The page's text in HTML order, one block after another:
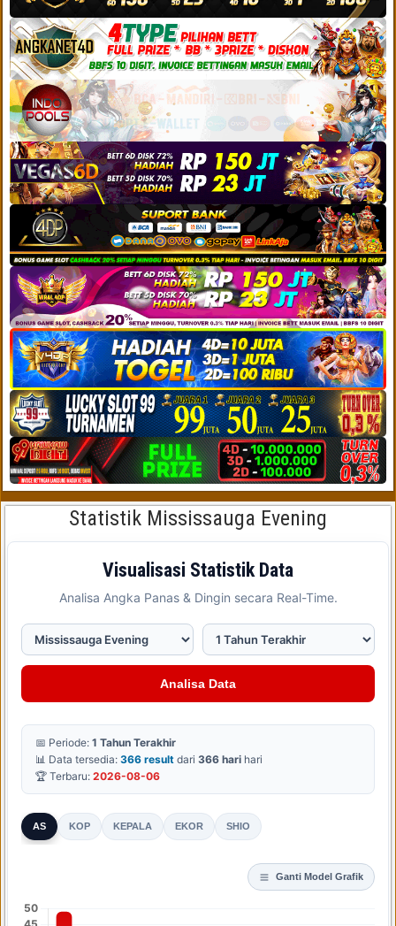
Statistik Mississauga Evening
Visualisasi Statistik Data
Analisa Angka Panas & Dingin secara Real-Time.
Analisa Data
📅 Periode: 1 Tahun Terakhir
📊 Data tersedia: 366 result dari 366 hari hari
🏆 Terbaru: 2026-08-06
AS KOP KEPALA EKOR SHIO
Ganti Model Grafik